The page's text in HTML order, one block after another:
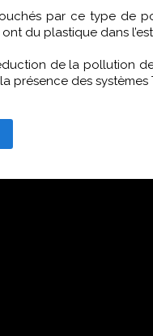
par ce type de
du plastique dans
de la pollution
présence des